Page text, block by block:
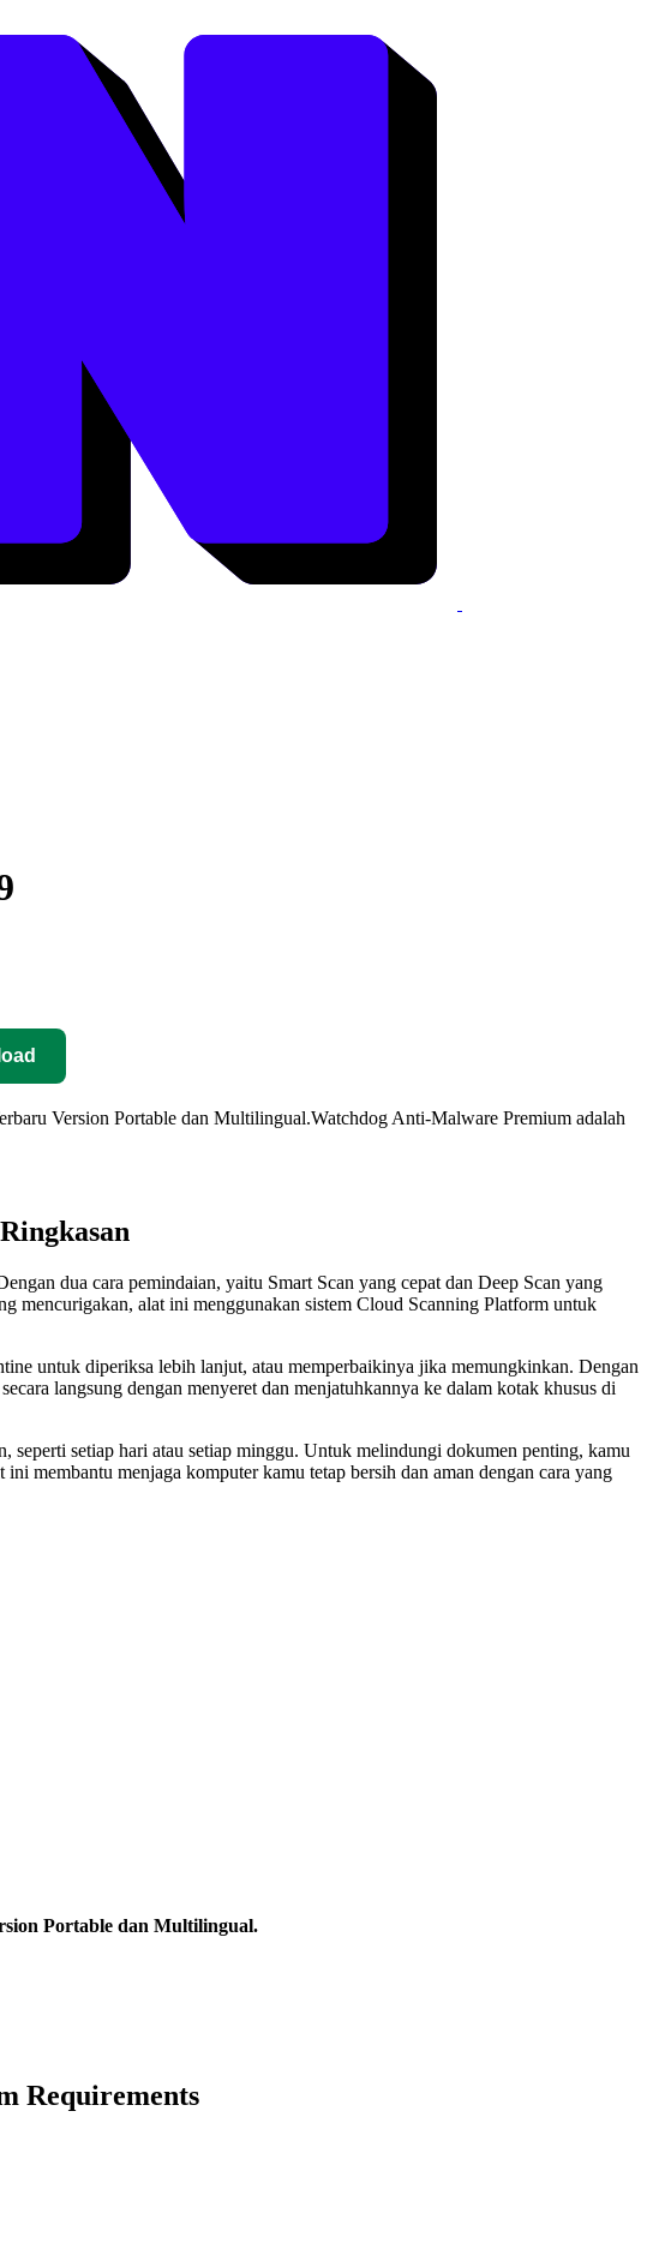
Version Portable dan Multilingual.Watchdog Anti-Malware Premium adalah
dua cara pemindaian, yaitu Smart Scan yang cepat dan Deep Scan yang
mencurigakan, alat ini menggunakan sistem Cloud Scanning Platform untuk
untuk diperiksa lebih lanjut, atau memperbaikinya jika memungkinkan. Dengan
langsung dengan menyeret dan menjatuhkannya ke dalam kotak khusus di
setiap hari atau setiap minggu. Untuk melindungi dokumen penting, kamu
membantu menjaga komputer kamu tetap bersih dan aman dengan cara yang
Portable dan Multilingual.
Requirements